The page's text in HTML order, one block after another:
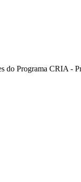
Programa CRIA -